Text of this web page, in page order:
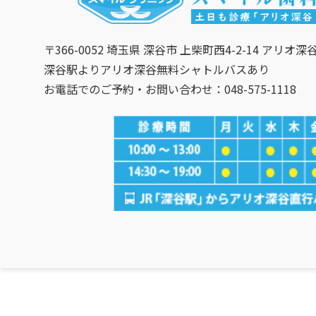
〒366-0052 埼玉県 深谷市 上柴町西4-2-14 アリオ深
深谷駅よりアリオ深谷無料シャトルバスあり
お電話でのご予約・お問い合わせ：048-575-1118